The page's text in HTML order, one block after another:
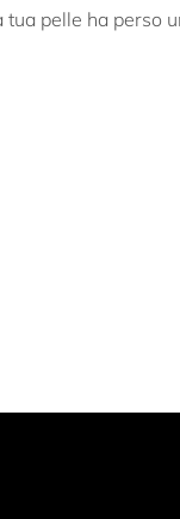
tua pelle ha perso